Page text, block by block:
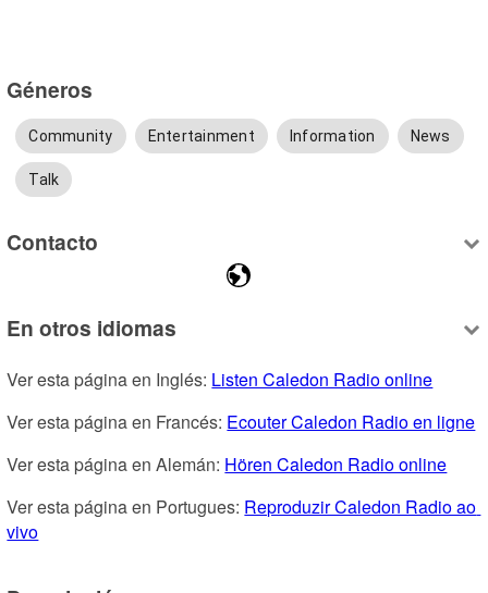
Géneros
Community Entertainment Information News
Talk
Contacto
En otros idiomas
Ver esta página en Inglés: Listen Caledon Radio online
Ver esta página en Francés: Ecouter Caledon Radio en ligne
Ver esta página en Alemán: Hören Caledon Radio online
Ver esta página en Portugues: Reproduzir Caledon Radio ao
vivo